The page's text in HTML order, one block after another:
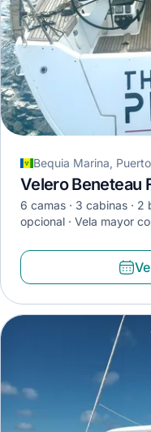
Velero Beneteau
6 camas 3 cabinas 2
opcional
Vela mayor